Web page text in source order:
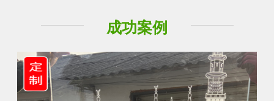
成功案例